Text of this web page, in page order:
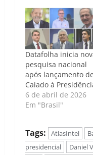
Datafolha inicia
pesquisa nacional
após lançamento de
Caiado à
6 de abril de 2026
Em "Brasil"
Tags: AtlasIntel
presidencial
Daniel